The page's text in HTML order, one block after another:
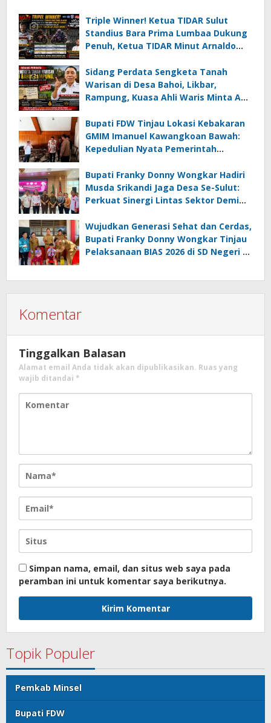
Triple Winner! Ketua TIDAR Sulut
Standius Bara Prima Lumbaa Dukung
Penuh, Ketua TIDAR Minut Arnaldo
05 MC JOE Sapu Bersih Tiga Gelar
Juara Umum
Sidang Perdata Sengketa Tanah
Warisan di Desa Bahoi, Likbar,
Rampung, Kuasa Ahli Waris Minta APH
Korupsi Dandes
Bupati FDW Tinjau Lokasi Kebakaran
GMIM Imanuel Kawangkoan Bawah:
Kepedulian Nyata Pemerintah
Terdampak
Bupati Franky Donny Wongkar Hadiri
Musda Srikandi Jaga Desa Se-Sulut:
Perkuat Sinergi Lintas Sektor Demi
Wujudkan Generasi Sehat dan Cerdas,
Bupati Franky Donny Wongkar Tinjau
Pelaksanaan BIAS 2026 di SD Negeri 2
Komentar
Tinggalkan Balasan
Alamat email Anda tidak akan dipublikasikan. Ruas yang
wajib ditandai *
Simpan nama, email, dan situs web saya pada
peramban ini untuk komentar saya berikutnya.
Topik Populer
Pemkab Minsel
Bupati FDW